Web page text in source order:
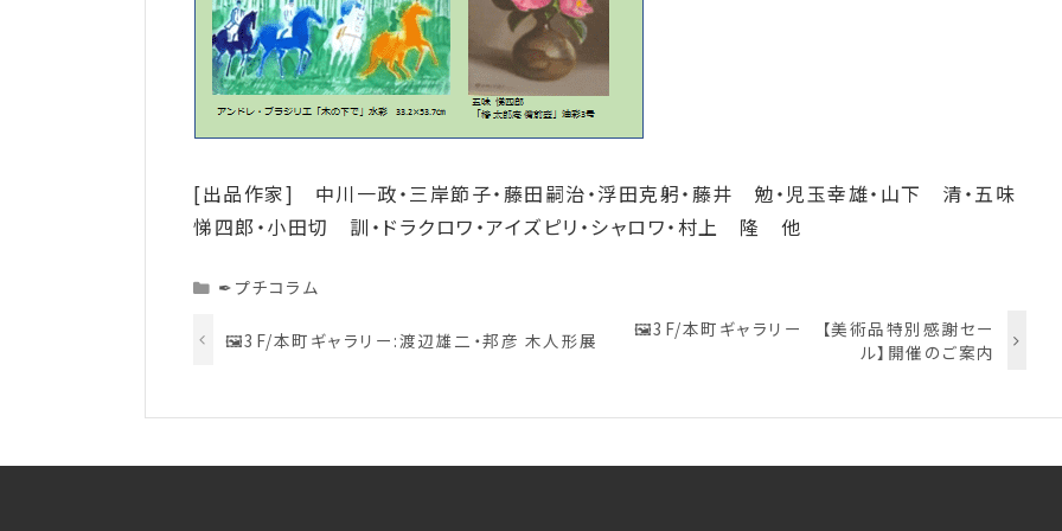
[出品作家] 中川一政・三岸節子・藤田嗣治・浮田克躬・藤井 勉・児玉幸雄・山下 清・五味
悌四郎・小田切 訓・ドラクロワ・アイズピリ・シャロワ・村上 隆 他
Categories
✒プチコラム
🖼️3F/本町ギャラリー:渡辺雄二・邦彦 木人形展
🖼️3F/本町ギャラリー 【美術品特別感謝セー
ル】開催のご案内